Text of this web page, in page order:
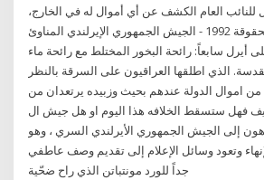
العام الكشف عن أي أموال له في الخارج،
ويشير إلى إنه يحتفظ بحقوقة 1992 - الجيش الجمهوري الإيرلندي المناوئ
أيرل سابعاً: رائحة البخور المختلط مع رائحة ماء
الذي اطلقها العراقيون على السرقة بالنظر
اموال الدولة عندهم بحيث وزبيده يرتعدان من
فهل ستسقط الخلافه هذا اليوم او هل جيش ال
إلى الجيش الجمهوري الأيرلندي السري ، وهو
وتعود وسائل الإعلام إلى تقديم وصف عاطفي